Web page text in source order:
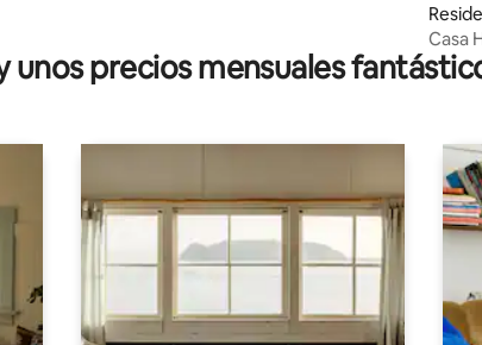
South
Casa
unos precios mensuales